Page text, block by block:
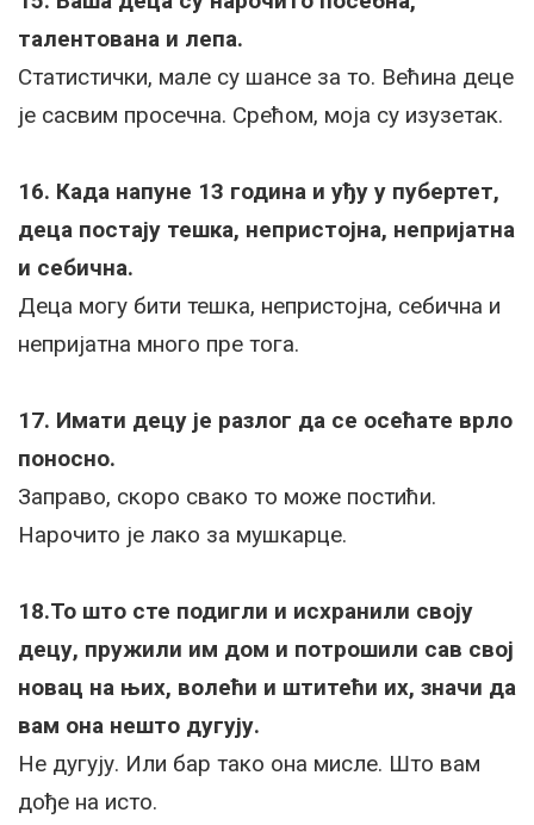
талентована и лепа.
Статистички, мале су шансе за то. Већина деце
је сасвим просечна. Срећом, моја су изузетак.
16. Када напуне 13 година и уђу у пубертет,
деца постају тешка, непристојна, непријатна
и себична.
Деца могу бити тешка, непристојна, себична и
непријатна много пре тога.
17. Имати децу је разлог да се осећате врло
поносно.
Заправо, скоро свако то може постићи.
Нарочито је лако за мушкарце.
18.То што сте подигли и исхранили своју
децу, пружили им дом и потрошили сав свој
новац на њих, волећи и штитећи их, значи да
вам она нешто дугују.
Не дугују. Или бар тако она мисле. Што вам
дође на исто.